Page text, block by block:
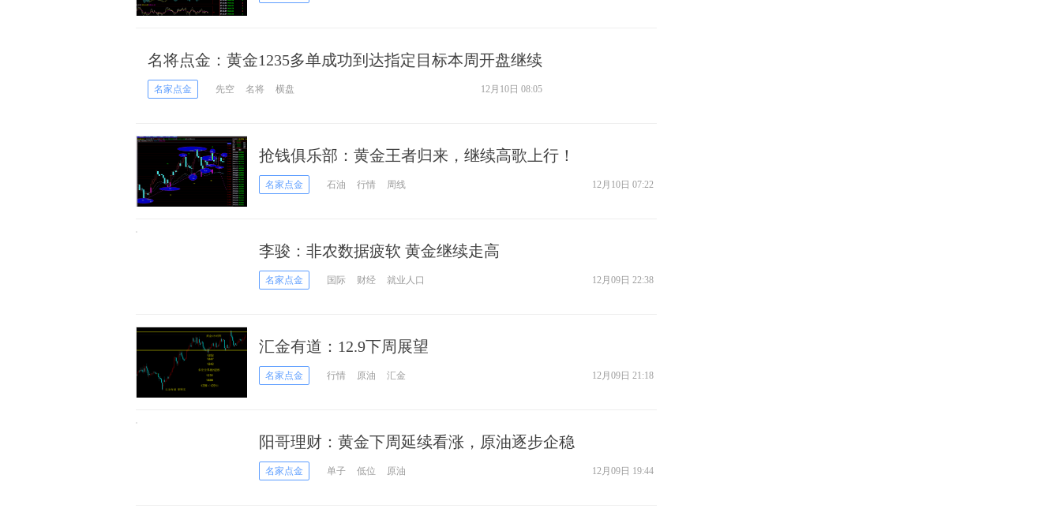
名将点金：黄金1235多单成功到达指定目标本周开盘继续
多名家点金 先空 名将 横盘 12月10日 08:05
抢钱俱乐部：黄金王者归来，继续高歌上行！
名家点金 石油 行情 周线 12月10日 07:22
李骏：非农数据疲软 黄金继续走高
名家点金 国际 财经 就业人口 12月09日 22:38
汇金有道：12.9下周展望
名家点金 行情 原油 汇金 12月09日 21:18
阳哥理财：黄金下周延续看涨，原油逐步企稳
名家点金 单子 低位 原油 12月09日 19:44